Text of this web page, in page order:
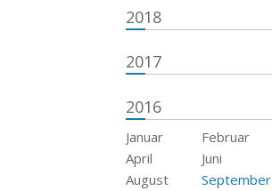
2018
2017
2016
Januar Februar
April
Juni
August
September